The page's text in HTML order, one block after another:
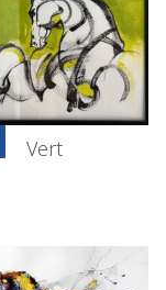
Vert